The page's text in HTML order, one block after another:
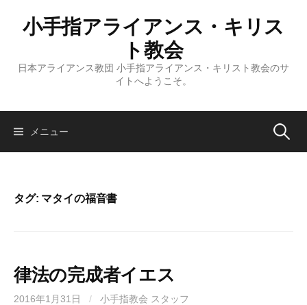
ス
小手指アライアンス・キリス
ト教会
日本アライアンス教団 小手指アライアンス・キリスト教会のサ
イトへようこそ。
メニュー 検
タグ: マタイの福音書
律法の完成者イエス
2016年1月31日 / 小手指教会 スタッフ